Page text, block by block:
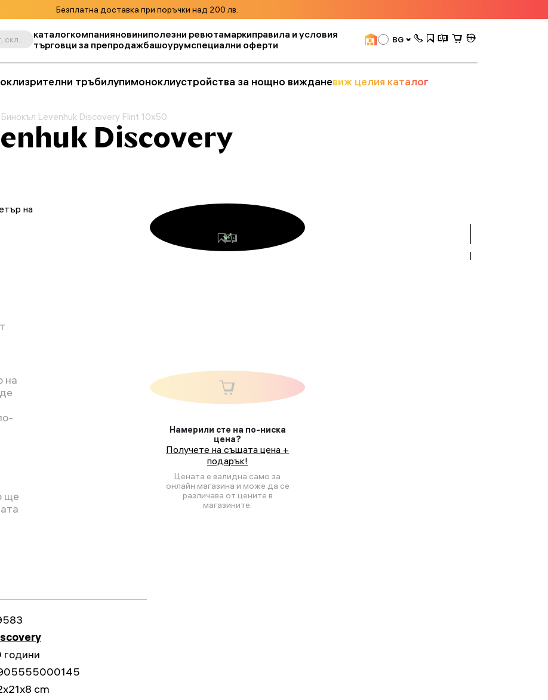
Безплатна доставка при поръчки над 200 лв.
Търсене по продукт, складова единица, категория и т.н. каталогкомпанияновиниполезни ревютамаркиправила и условия
търговци за препродажбашоурумспециални оферти BG
зрителни тръбилупимоноклиустройства за нощно вижданевиж целия каталог
Бинокъл Levenhuk Discovery Flint 10x50
Discovery
вижте
всички
Намерили сте на по-ниска
цена?
Получете на същата цена +
подарък!
Цената е валидна само за
онлайн магазина и може да се
различава от цените в
магазините.
на
на
ще
години
cm